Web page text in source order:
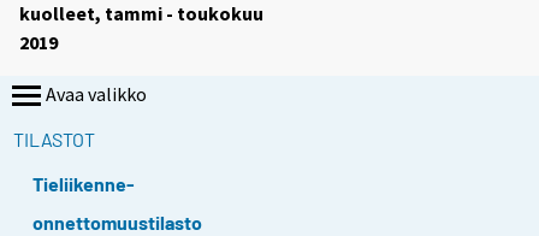
kuolleet, tammi - toukokuu
2019
Avaa valikko
TILASTOT
Tieliikenne-
onnettomuustilasto